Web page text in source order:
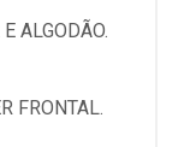
ALGODÃO.
FRONTAL.